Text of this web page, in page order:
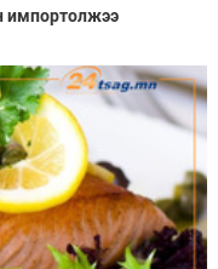
импортолжээ